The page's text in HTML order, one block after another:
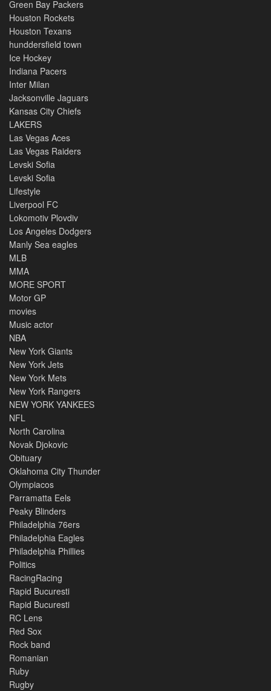
Green Bay Packers
Houston Rockets
Houston Texans
hunddersfield town
Ice Hockey
Indiana Pacers
Inter Milan
Jacksonville Jaguars
Kansas City Chiefs
LAKERS
Las Vegas Aces
Las Vegas Raiders
Levski Sofia
Levski Sofia
Lifestyle
Liverpool FC
Lokomotiv Plovdiv
Los Angeles Dodgers
Manly Sea eagles
MLB
MMA
MORE SPORT
Motor GP
movies
Music actor
NBA
New York Giants
New York Jets
New York Mets
New York Rangers
NEW YORK YANKEES
NFL
North Carolina
Novak Djokovic
Obituary
Oklahoma City Thunder
Olympiacos
Parramatta Eels
Peaky Blinders
Philadelphia 76ers
Philadelphia Eagles
Philadelphia Phillies
Politics
RacingRacing
Rapid Bucuresti
Rapid Bucuresti
RC Lens
Red Sox
Rock band
Romanian
Ruby
Rugby